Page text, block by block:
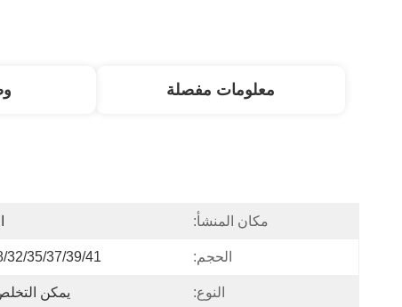
معلومات مفصلة
مكان المنشأ:
الحجم: 28/32/35/37/39/41
النوع: يمكن